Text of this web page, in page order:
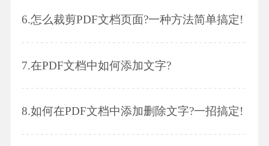
6.怎么裁剪PDF文档页面?一种方法简单搞定!
7.在PDF文档中如何添加文字?
8.如何在PDF文档中添加删除文字?一招搞定!